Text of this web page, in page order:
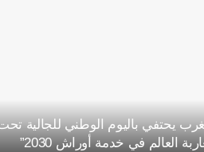
يحتفي باليوم الوطني للجالية
العالم في خدمة أوراش 2030”